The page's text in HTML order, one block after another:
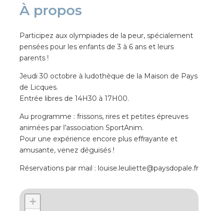
À propos
Participez aux olympiades de la peur, spécialement
pensées pour les enfants de 3 à 6 ans et leurs
parents !
Jeudi 30 octobre à ludothèque de la Maison de Pays
de Licques.
Entrée libres de 14H30 à 17H00.
Au programme : frissons, rires et petites épreuves
animées par l’association SportAnim.
Pour une expérience encore plus effrayante et
amusante, venez déguisés !
Réservations par mail : louise.leuliette@paysdopale.fr
+